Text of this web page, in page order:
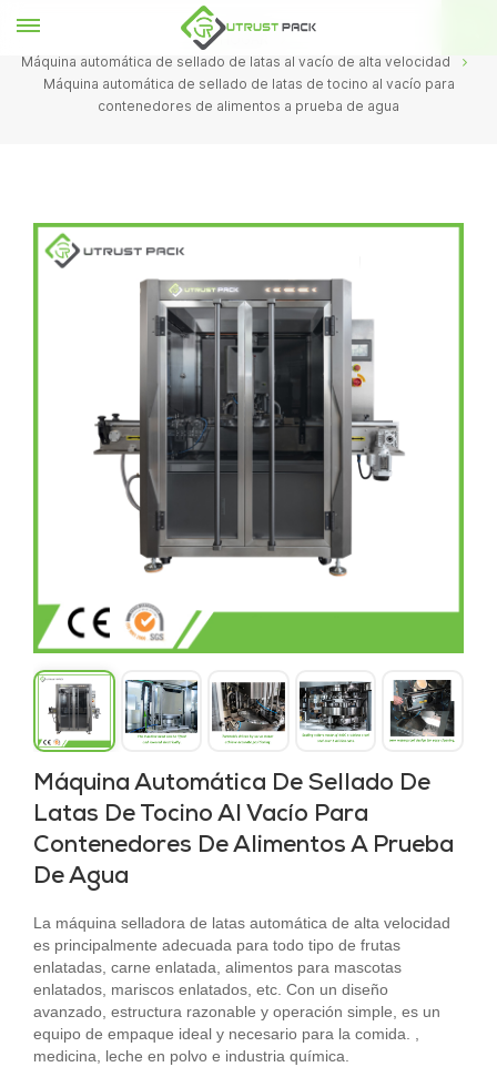
HOGAR
Máquina automática de sellado de latas al vacío de alta velocidad
Máquina automática de sellado de latas de tocino al vacío para
contenedores de alimentos a prueba de agua
Máquina Automática De Sellado De
Latas De Tocino Al Vacío Para
Contenedores De Alimentos A Prueba
De Agua
La máquina selladora de latas automática de alta velocidad
es principalmente adecuada para todo tipo de frutas
enlatadas, carne enlatada, alimentos para mascotas
enlatados, mariscos enlatados, etc. Con un diseño
avanzado, estructura razonable y operación simple, es un
equipo de empaque ideal y necesario para la comida. ,
medicina, leche en polvo e industria química.